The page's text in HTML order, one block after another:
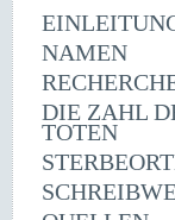
NAMEN
DIE ZAHL
TOTEN